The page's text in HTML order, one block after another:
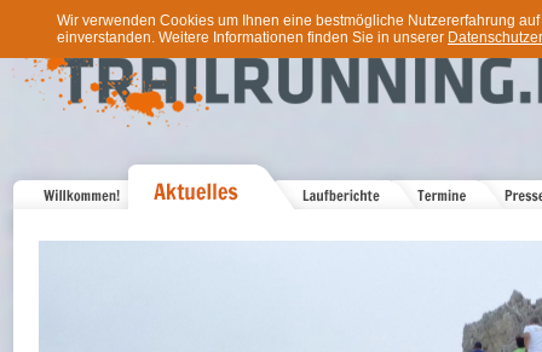
Wir verwenden Cookies um Ihnen eine bestmögliche Nutzererfahrung
einverstanden. Weitere Informationen finden Sie in unserer